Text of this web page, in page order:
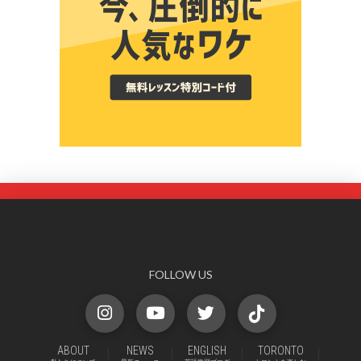
FOLLOW US
ABOUT NEWS ENGLISH TORONTO